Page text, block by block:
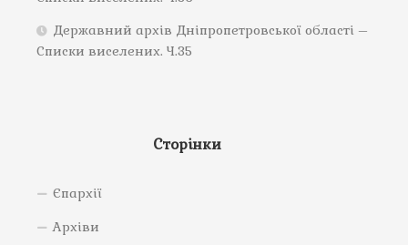
Державний архів Дніпропетровської області –
Списки виселених. Ч.35
Сторінки
Єпархії
Архіви